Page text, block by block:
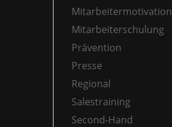
Mitarbeitermotivation
Mitarbeiterschulung
Prävention
Presse
Regional
Salestraining
Second-Hand